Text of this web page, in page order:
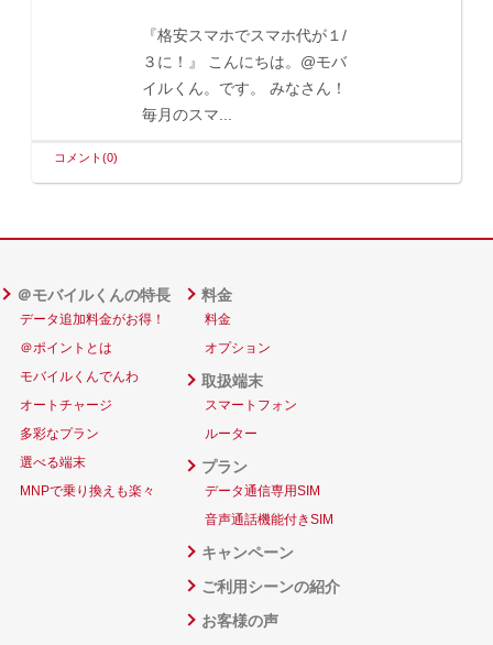
『格安スマホでスマホ代が１/
３に！』 こんにちは。@モバ
イルくん。です。 みなさん！
毎月のスマ...
コメント(0)
＠モバイルくんの特長
データ追加料金がお得！
＠ポイントとは
モバイルくんでんわ
オートチャージ
多彩なプラン
選べる端末
MNPで乗り換えも楽々
料金
料金
オプション
取扱端末
スマートフォン
ルーター
プラン
データ通信専用SIM
音声通話機能付きSIM
キャンペーン
ご利用シーンの紹介
お客様の声